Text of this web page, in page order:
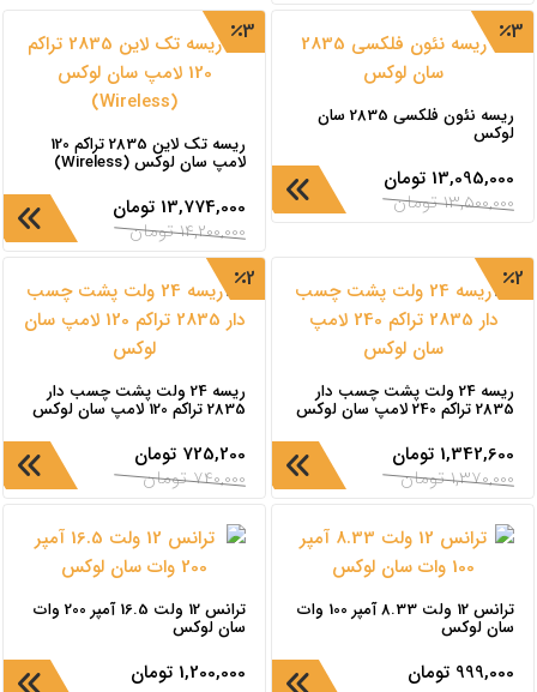
3
ریسه نئون فلکسی 2835 سان
لوکس
13,095,000 تومان
13,500,000 تومان
3
ریسه تک لاین 2835 تراکم 120
لامپ سان لوکس (Wireless)
13,774,000 تومان
14,200,000 تومان
2
ریسه 24 ولت پشت چسب دار
2835 تراکم 240 لامپ سان لوکس
1,342,600 تومان
1,370,000 تومان
2
ریسه 24 ولت پشت چسب دار
2835 تراکم 120 لامپ سان لوکس
725,200 تومان
740,000 تومان
ترانس 12 ولت 8.33 آمپر 100 وات
سان لوکس
999,000 تومان
ترانس 12 ولت 16.5 آمپر 200 وات
سان لوکس
1,200,000 تومان